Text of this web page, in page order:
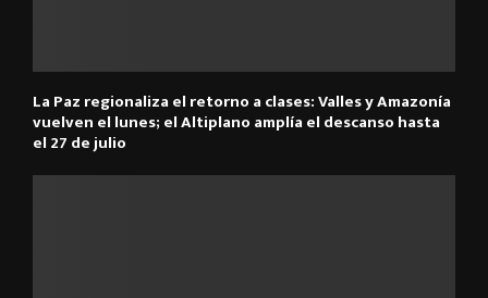
La Paz regionaliza el retorno a clases: Valles y Amazonía
vuelven el lunes; el Altiplano amplía el descanso hasta
el 27 de julio